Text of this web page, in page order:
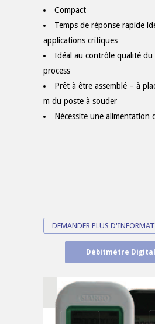
Compact
Temps de réponse rapide
applications critiques
Idéal au contrôle qualité
process
Prêt à être assemblé – à
m du poste à souder
Nécessite une alimentation
DEMANDER PLUS
Débitmètre Digital